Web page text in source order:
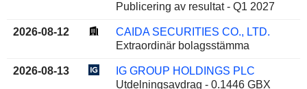
Publicering av resultat - Q1 2027
2026-08-12
CAIDA SECURITIES CO., LTD.
Extraordinär bolagsstämma
2026-08-13
IG GROUP HOLDINGS PLC
Utdelningsavdrag - 0.1446 GBX